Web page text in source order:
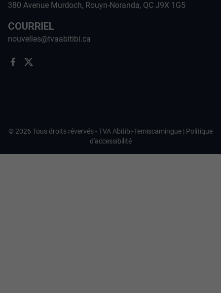
380 Avenue Murdoch, Rouyn-Noranda, QC J9X 1G5
COURRIEL
nouvelles@tvaabitibi.ca
© 2026 Tous droits révervés -TVA Abitibi-Temiscamingue | Politique
d'accessibilité